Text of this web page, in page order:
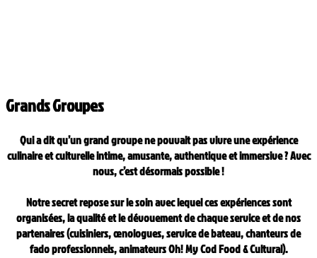
Grands Groupes
Qui a dit qu’un grand groupe ne pouvait pas vivre une expérience
culinaire et culturelle intime, amusante, authentique et immersive ? Avec
nous, c’est désormais possible !
Notre secret repose sur le soin avec lequel ces expériences sont
organisées, la qualité et le dévouement de chaque service et de nos
partenaires (cuisiniers, œnologues, service de bateau, chanteurs de
fado professionnels, animateurs Oh! My Cod Food & Cultural).